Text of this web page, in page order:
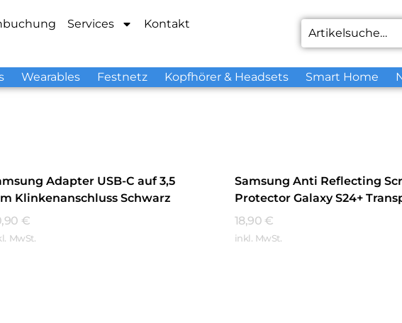
Services
Kontakt
Wearables Festnetz Kopfhörer & Headsets Smart Home
Adapter USB-C auf 3,5
Klinkenanschluss Schwarz
€
MwSt.
Samsung Anti Reflecting
Protector Galaxy S24+
18,90 €
inkl. MwSt.